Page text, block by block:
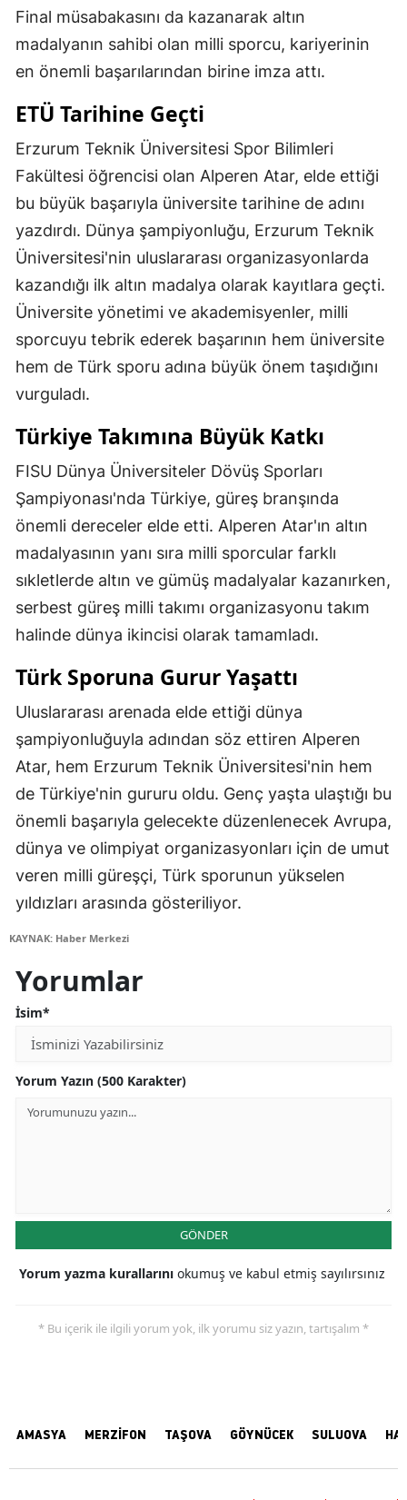
Final müsabakasını da kazanarak altın
madalyanın sahibi olan milli sporcu, kariyerinin
en önemli başarılarından birine imza attı.
ETÜ Tarihine Geçti
Erzurum Teknik Üniversitesi Spor Bilimleri
Fakültesi öğrencisi olan Alperen Atar, elde ettiği
bu büyük başarıyla üniversite tarihine de adını
yazdırdı. Dünya şampiyonluğu, Erzurum Teknik
Üniversitesi'nin uluslararası organizasyonlarda
kazandığı ilk altın madalya olarak kayıtlara geçti.
Üniversite yönetimi ve akademisyenler, milli
sporcuyu tebrik ederek başarının hem üniversite
hem de Türk sporu adına büyük önem taşıdığını
vurguladı.
Türkiye Takımına Büyük Katkı
FISU Dünya Üniversiteler Dövüş Sporları
Şampiyonası'nda Türkiye, güreş branşında
önemli dereceler elde etti. Alperen Atar'ın altın
madalyasının yanı sıra milli sporcular farklı
sıkletlerde altın ve gümüş madalyalar kazanırken,
serbest güreş milli takımı organizasyonu takım
halinde dünya ikincisi olarak tamamladı.
Türk Sporuna Gurur Yaşattı
Uluslararası arenada elde ettiği dünya
şampiyonluğuyla adından söz ettiren Alperen
Atar, hem Erzurum Teknik Üniversitesi'nin hem
de Türkiye'nin gururu oldu. Genç yaşta ulaştığı bu
önemli başarıyla gelecekte düzenlenecek Avrupa,
dünya ve olimpiyat organizasyonları için de umut
veren milli güreşçi, Türk sporunun yükselen
yıldızları arasında gösteriliyor.
KAYNAK: Haber Merkezi
Yorumlar
İsim*
Yorum Yazın (500 Karakter)
GÖNDER
Yorum yazma kurallarını okumuş ve kabul etmiş sayılırsınız
* Bu içerik ile ilgili yorum yok, ilk yorumu siz yazın, tartışalım *
AMASYA MERZİFON TAŞOVA GÖYNÜCEK SULUOVA